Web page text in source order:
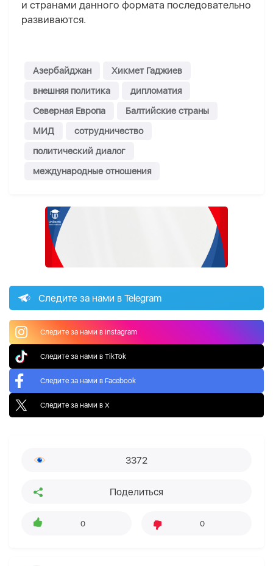
и странами данного формата последовательно
развиваются.
Азербайджан
Хикмет Гаджиев
внешняя политика
дипломатия
Северная Европа
Балтийские страны
МИД
сотрудничество
политический диалог
международные отношения
Следите за нами в Telegram
Следите за нами в Instagram
Следите за нами в TikTok
Следите за нами в Facebook
Следите за нами в X
3372
Поделиться
0 0